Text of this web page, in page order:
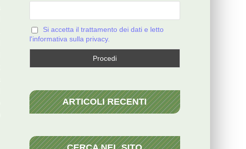
Si accetta il trattamento dei dati e letto
l'informativa sulla privacy.
ARTICOLI RECENTI